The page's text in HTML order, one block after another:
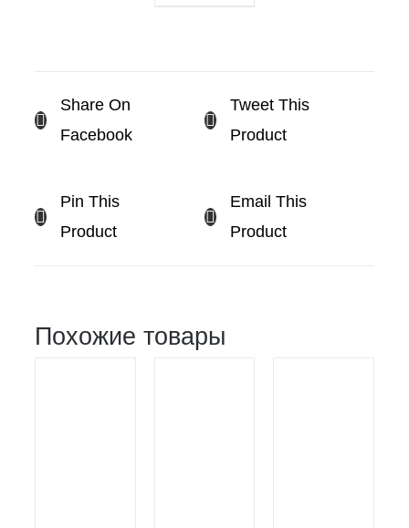
Share On
Facebook
Tweet This
Product
Pin This
Product
Email This
Product
Похожие товары